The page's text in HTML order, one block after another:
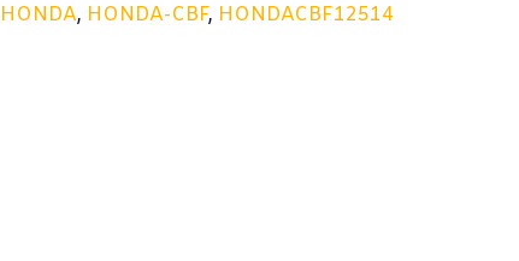
HONDA, HONDA-CBF, HONDACBF12514